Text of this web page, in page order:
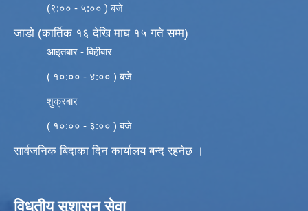
(९:०० - ५:०० ) बजे
जाडो (कार्तिक १६ देखि माघ १५ गते सम्म)
आइतबार - बिहीबार
( १०:०० - ४:०० ) बजे
शुक्रबार
( १०:०० - ३:०० ) बजे
सार्वजनिक बिदाका दिन कार्यालय बन्द रहनेछ ।
विधुतीय सुशासन सेवा